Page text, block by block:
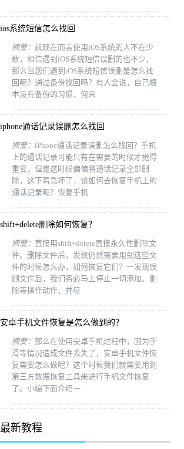
ios系统短信怎么找回
摘要： 就现在而言使用iOS系统的人不在少
数，相信遇到iOS系统短信误删的也不少，
那么当您们遇到iOS系统短信误删是怎么找
回呢？通过备份找回吗？有人会说，自己根
本没有备份的习惯，何来
iphone通话记录误删怎么找回
摘要： iPhone通话记录误删怎么找回？手机
上的通话记录可能只有在需要的时候才觉得
重要，但是这时候偏偏将通话记录全部删
除，这下着急坏了，该如何去恢复手机上的
通话记录呢？恢复手机
shift+delete删除如何恢复？
摘要： 直接用shift+delete直接永久性删除文
件。删除文件后，发现仍然需要用到这些文
件的时候怎么办，如何恢复它们？一发现误
删文件后，我们务必马上停止一切添加、删
除等操作动作，并尽
安卓手机文件恢复是怎么做到的？
摘要： 那么在使用安卓手机过程中，因为手
滑等情况造成文件丢失了，安卓手机文件恢
复需要怎么做呢？这个时候我们就需要用到
第三方数据恢复工具来进行手机文件恢复
了。小编下面介绍一
最新教程